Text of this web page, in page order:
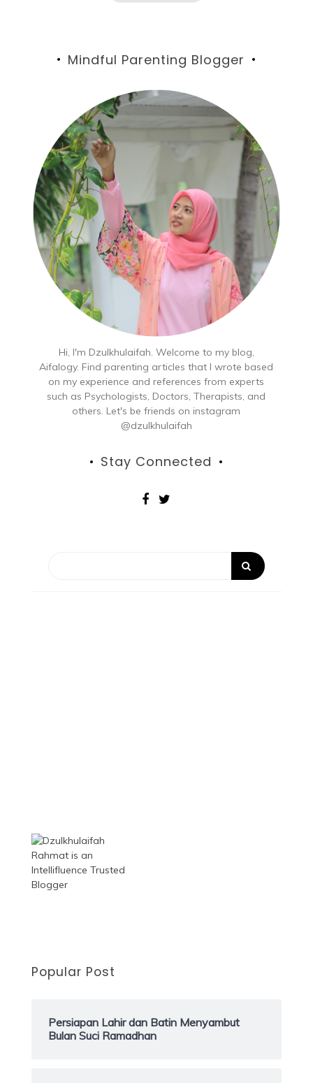
Mindful Parenting Blogger
Hi, I'm Dzulkhulaifah. Welcome to my blog,
Aifalogy. Find parenting articles that I wrote based
on my experience and references from experts
such as Psychologists, Doctors, Therapists, and
others. Let's be friends on instagram
@dzulkhulaifah
Stay Connected
Popular Post
Persiapan Lahir dan Batin Menyambut
Bulan Suci Ramadhan